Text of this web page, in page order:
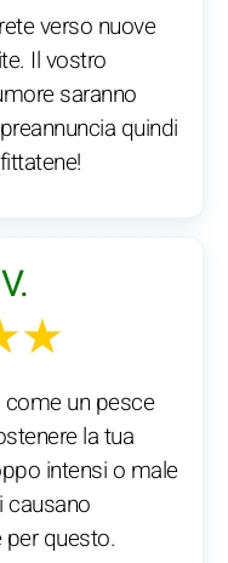
verso nuove
Il vostro
saranno
quindi
un pesce
la tua
intensi o male
causano
per questo.